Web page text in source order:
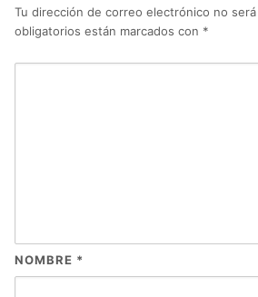
Tu dirección de correo electrónico no será
obligatorios están marcados con *
NOMBRE *